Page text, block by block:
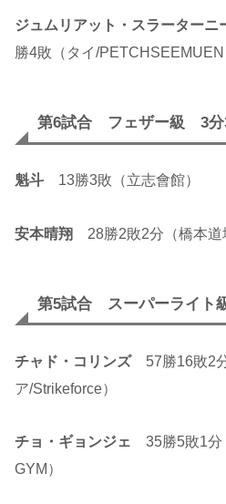
ジュムリアット・スラーターニ
勝4敗（タイ/PETCHSEEMUEN
第6試合 フェザー級 3分
魁斗 13勝3敗（立志會館）
安本晴翔 28勝2敗2分（橋本道
第5試合 スーパーライト
チャド・コリンズ57勝16敗2分
ア/Strikeforce）
チョ・ギョンジェ 35勝5敗1分
GYM）